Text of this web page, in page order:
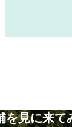
を見に来て